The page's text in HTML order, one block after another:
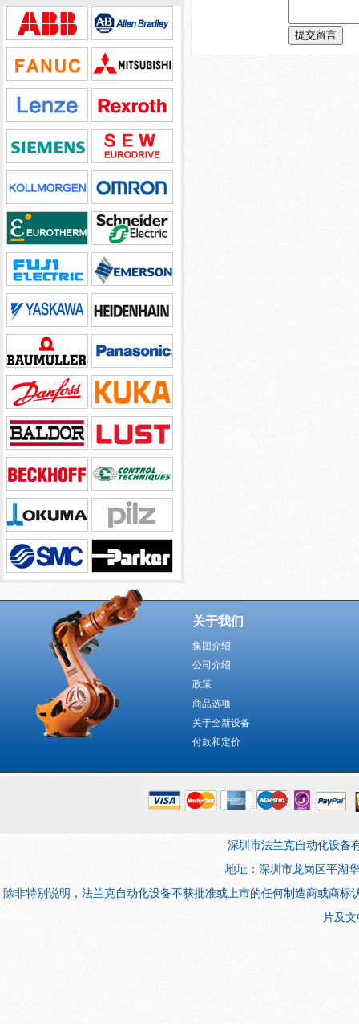
关于我们
集团介绍
公司介绍
政策
商品选项
关于全新设备
付款和定价
深圳市法兰克自动化设备
地址：深圳市龙岗区平湖
除非特别说明，法兰克自动化设备不获批准或上市的任何制造商或商
片及